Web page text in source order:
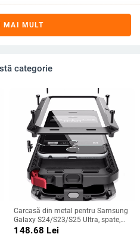
MAI MULT
categorie
Carcasă din metal pentru Samsung
Galaxy S24/S23/S25 Ultra, spate,
prelucrată, personalizabilă, disipare
148.68 Lei